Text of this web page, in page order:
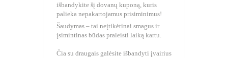
išbandykite šį dovanų kuponą, kuris
palieka nepakartojamus prisiminimus!
Šaudymas – tai neįtikėtinai smagus ir
įsimintinas būdas praleisti laiką kartu.
Čia su draugais galėsite išbandyti įvairius